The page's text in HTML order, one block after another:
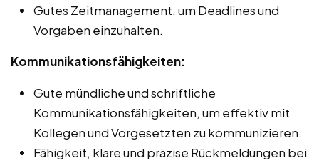
Gutes Zeitmanagement, um Deadlines und
Vorgaben einzuhalten.
Kommunikationsfähigkeiten:
Gute mündliche und schriftliche
Kommunikationsfähigkeiten, um effektiv mit
Kollegen und Vorgesetzten zu kommunizieren.
Fähigkeit, klare und präzise Rückmeldungen bei